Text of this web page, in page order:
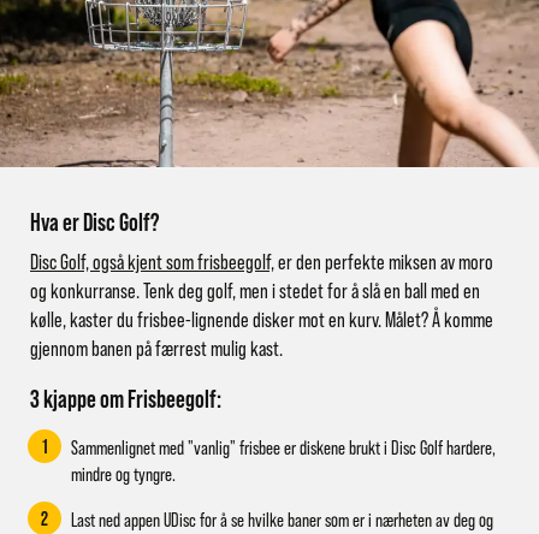
Hva er Disc Golf?
Disc Golf, også kjent som frisbeegolf,er den perfekte miksen av moro
og konkurranse. Tenk deg golf, men i stedet for å slå en ball med en
kølle, kaster du frisbee-lignende disker mot en kurv. Målet? Å komme
gjennom banen på færrest mulig kast.
3 kjappe om Frisbeegolf:
1
Sammenlignet med "vanlig" frisbee er diskene brukt i Disc Golf hardere,
mindre og tyngre.
2
Last ned appen UDisc for å se hvilke baner som er i nærheten av deg og